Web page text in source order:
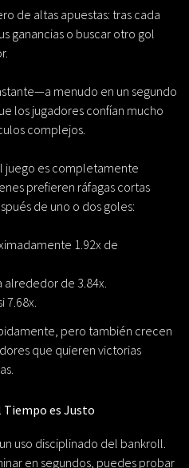
de altas apuestas: tras cada
ganancias o buscar otro gol
menudo en un segundo
los jugadores confían mucho
complejos.
juego es completamente
prefieren ráfagas cortas
de uno o dos goles:
1.92x de
alrededor de 3.84x.
7.68x.
pero también crecen
que quieren victorias
Tiempo es Justo
uso disciplinado del bankroll.
en segundos, puedes probar